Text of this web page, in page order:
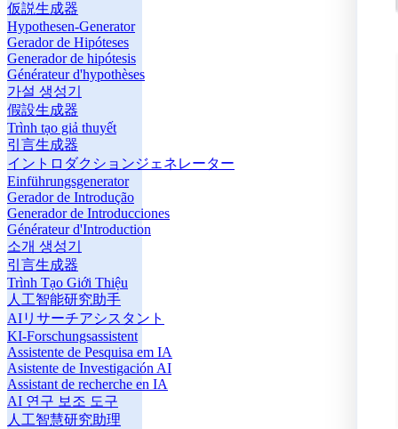
仮説生成器
Hypothesen-Generator
Gerador de Hipóteses
Generador de hipótesis
Générateur d'hypothèses
가설 생성기
假設生成器
Trình tạo giả thuyết
引言生成器
イントロダクションジェネレーター
Einführungsgenerator
Gerador de Introdução
Generador de Introducciones
Générateur d'Introduction
소개 생성기
引言生成器
Trình Tạo Giới Thiệu
人工智能研究助手
AIリサーチアシスタント
KI-Forschungsassistent
Assistente de Pesquisa em IA
Asistente de Investigación AI
Assistant de recherche en IA
AI 연구 보조 도구
人工智慧研究助理